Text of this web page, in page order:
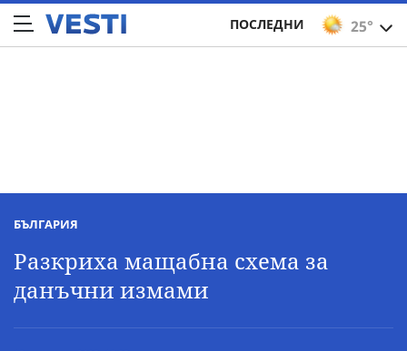
25°
ПОСЛЕДНИ
БЪЛГАРИЯ
Разкриха мащабна схема за
данъчни измами